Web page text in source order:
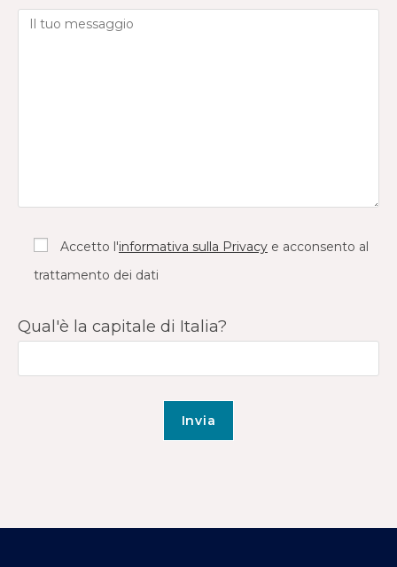
Accetto l'informativa sulla Privacy e acconsento al
trattamento dei dati
Qual'è la capitale di Italia?